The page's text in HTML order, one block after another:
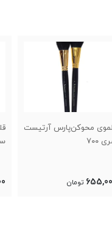
قلموی محوکن‌پارس آرتیست
سری ۶۰۰
345,000 تومان